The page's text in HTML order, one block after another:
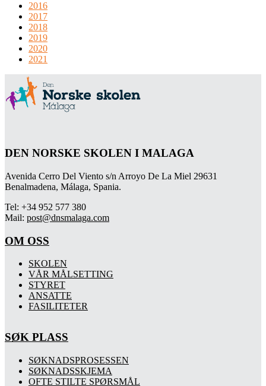
2016
2017
2018
2019
2020
2021
DEN NORSKE SKOLEN I MALAGA
Avenida Cerro Del Viento s/n Arroyo De La Miel 29631
Benalmadena, Málaga, Spania.
Tel: +34 952 577 380
Mail: post@dnsmalaga.com
OM OSS
SKOLEN
VÅR MÅLSETTING
STYRET
ANSATTE
FASILITETER
SØK PLASS
SØKNADSPROSESSEN
SØKNADSSKJEMA
OFTE STILTE SPØRSMÅL